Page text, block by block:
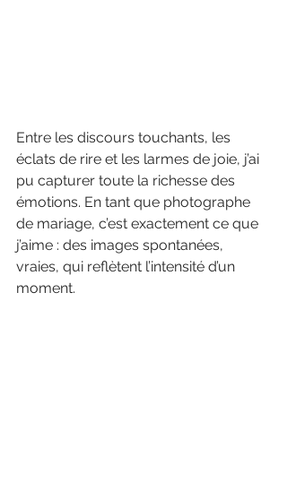
Entre les discours touchants, les
éclats de rire et les larmes de joie, j’ai
pu capturer toute la richesse des
émotions. En tant que photographe
de mariage, c’est exactement ce que
j’aime : des images spontanées,
vraies, qui reflètent l’intensité d’un
moment.